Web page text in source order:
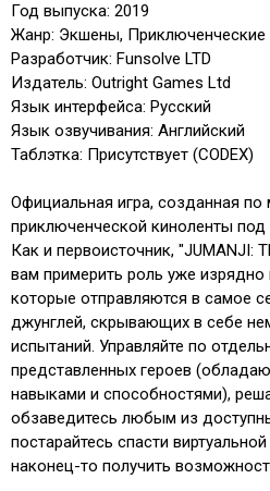
Год выпуска: 2019
Жанр: Экшены, Приключенческие
Разработчик: Funsolve LTD
Издатель: Outright Games Ltd
Язык интерфейса: Русский
Язык озвучивания: Английский
Таблэтка: Присутствует (CODEX)
Официальная игра, созданная по
приключенческой киноленты
Как и первоисточник, "JUMANJI:
вам примерить роль уже
которые отправляются в самое
джунглей, скрывающих в себе
испытаний. Управляйте по
представленных героев
навыками и способностями),
обзаведитесь любым из
постарайтесь спасти
наконец-то получить